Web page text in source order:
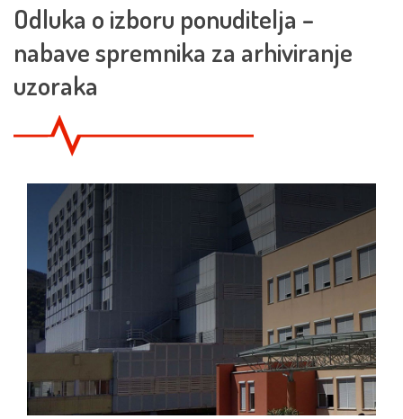
Odluka o izboru ponuditelja –
nabave spremnika za arhiviranje
uzoraka